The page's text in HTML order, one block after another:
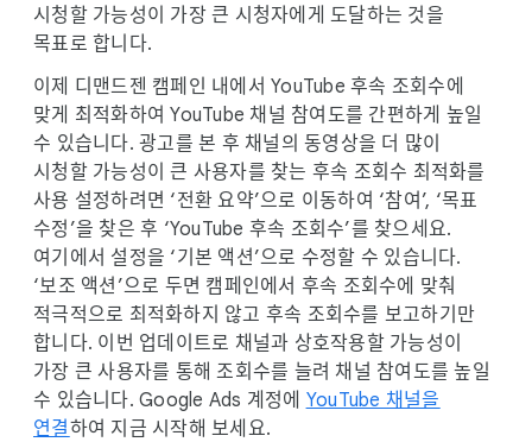
시청할 가능성이 가장 큰 시청자에게 도달하는 것을
목표로 합니다.
이제 디맨드젠 캠페인 내에서 YouTube 후속 조회수에
맞게 최적화하여 YouTube 채널 참여도를 간편하게 높일
수 있습니다. 광고를 본 후 채널의 동영상을 더 많이
시청할 가능성이 큰 사용자를 찾는 후속 조회수 최적화를
사용 설정하려면 ‘전환 요약’으로 이동하여 ‘참여’, ‘목표
수정’을 찾은 후 ‘YouTube 후속 조회수’를 찾으세요.
여기에서 설정을 ‘기본 액션’으로 수정할 수 있습니다.
‘보조 액션’으로 두면 캠페인에서 후속 조회수에 맞춰
적극적으로 최적화하지 않고 후속 조회수를 보고하기만
합니다. 이번 업데이트로 채널과 상호작용할 가능성이
가장 큰 사용자를 통해 조회수를 늘려 채널 참여도를 높일
수 있습니다. Google Ads 계정에 YouTube 채널을
연결하여 지금 시작해 보세요.